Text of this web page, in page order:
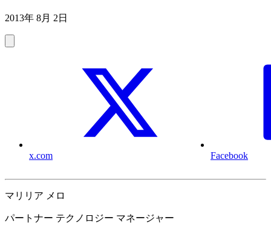
2013年 8月 2日
x.com Facebook
マリリア メロ
パートナー テクノロジー マネージャー